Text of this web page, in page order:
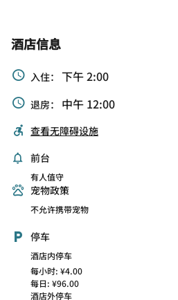
酒店信息
入住： 下午 2:00
退房： 中午 12:00
查看无障碍设施
前台
有人值守
宠物政策
不允许携带宠物
停车
酒店内停车
每小时: ¥4.00
每日: ¥96.00
酒店外停车